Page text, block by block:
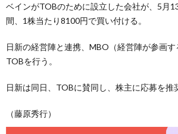
ベインがTOBのために設立した会社が、5月
間、1株当たり8100円で買い付ける。
日新の経営陣と連携、MBO（経営陣が参画
TOBを行う。
日新は同日、TOBに賛同し、株主に応募を推
（藤原秀行）